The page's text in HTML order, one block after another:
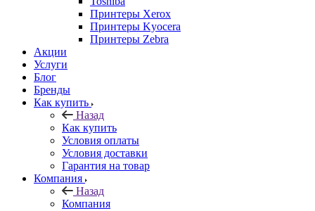
Принтеры Xerox
Принтеры Kyocera
Принтеры Zebra
Акции
Услуги
Блог
Бренды
Как купить
Назад
Как купить
Условия оплаты
Условия доставки
Гарантия на товар
Компания
Назад
Компания